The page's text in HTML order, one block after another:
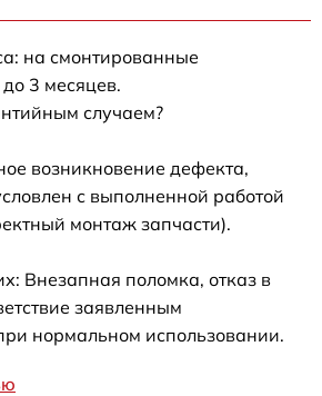
на смонтированные
3 месяцев.
случаем?
возникновение дефекта,
с выполненной работой
монтаж запчасти).
Внезапная поломка, отказ в
заявленным
нормальном использовании.